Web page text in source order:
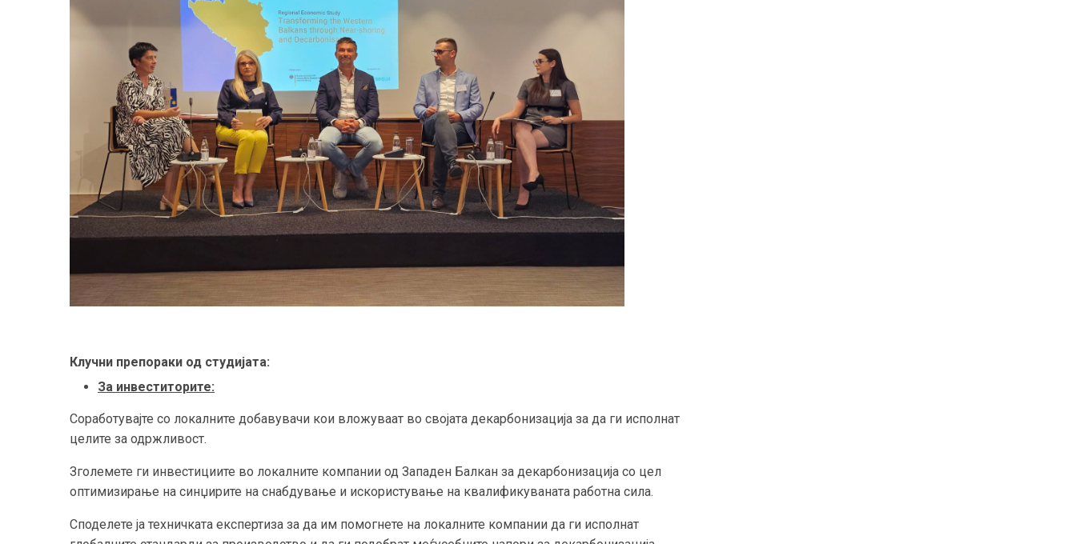
Клучни препораки од студијата:
За инвеститорите:
Соработувајте со локалните добавувачи кои вложуваат во својата декарбонизација за да ги исполнат
целите за одржливост.
Зголемете ги инвестициите во локалните компании од Западен Балкан за декарбонизација со цел
оптимизирање на синџирите на снабдување и искористување на квалификуваната работна сила.
Споделете ја техничката експертиза за да им помогнете на локалните компании да ги исполнат